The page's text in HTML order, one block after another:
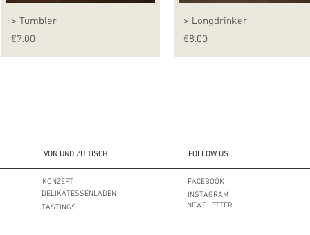
> Tumbler
Preis
€7.00
> Longdrinker
Preis
€8.00
VON UND ZU TISCH FOLLOW US
KONZEPT
DELIKATESSENLADEN
TASTINGS
FACEBOOK
INSTAGRAM
NEWSLETTER